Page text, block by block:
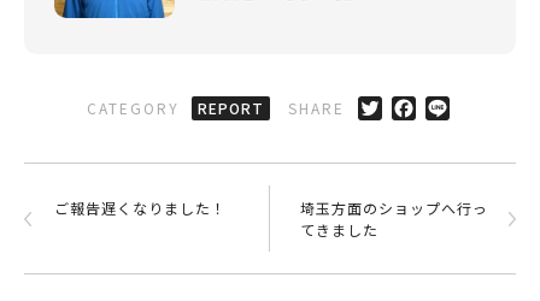
CATEGORY REPORT SHARE
ご報告遅くなりました！
埼玉方面のショップへ行っ
てきました